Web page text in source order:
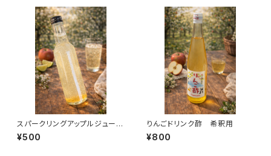
スパークリングアップルジュー
ス 210ml
¥500
りんごドリンク酢 希釈用
¥800